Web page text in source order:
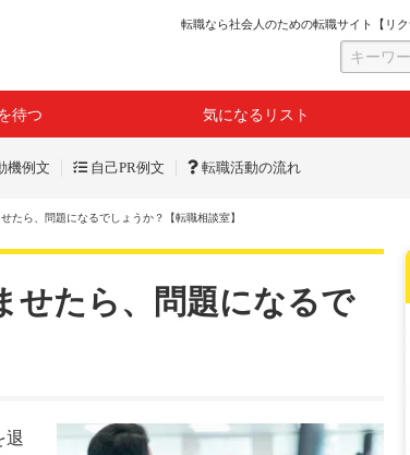
転職なら社会人のための転職サイト【リ
待つ 気になるリスト
機例文 自己PR例文 転職活動の流れ
たら、問題になるでしょうか？【転職相談室】
せたら、問題になるで
退